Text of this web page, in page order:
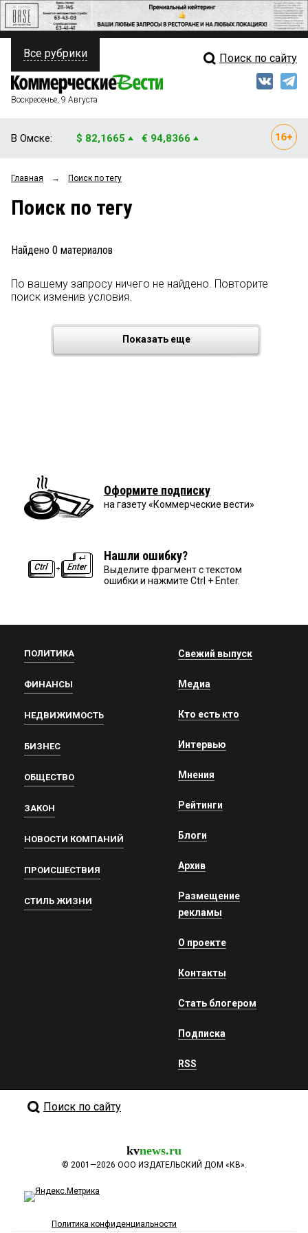
ПОЛИТИКА
ФИНАНСЫ
ОБЩЕСТВО
ЗАКОН
НОВОСТИ КОМПАНИЙ
Свежий выпуск
Все рубрики Поиск по сайту
Воскресенье, 9 Августа
В Омске: $ 82,1665 € 94,8366
Главная → Поиск по тегу
Поиск по тегу
Найдено 0 материалов
По вашему запросу ничего не найдено. Повторите
поиск изменив условия.
Показать еще
Оформите подписку
на газету «Коммерческие вести»
Нашли ошибку?
Выделите фрагмент с текстом
ошибки и нажмите Ctrl + Enter.
ПОЛИТИКА
ФИНАНСЫ
НЕДВИЖИМОСТЬ
БИЗНЕС
ОБЩЕСТВО
ЗАКОН
НОВОСТИ КОМПАНИЙ
ПРОИСШЕСТВИЯ
СТИЛЬ ЖИЗНИ
Свежий выпуск
Медиа
Кто есть кто
Интервью
Мнения
Рейтинги
Блоги
Архив
Размещение
рекламы
О проекте
Контакты
Стать блогером
Подписка
RSS
Поиск по сайту
kvnews.ru
© 2001—2026 ООО ИЗДАТЕЛЬСКИЙ ДОМ «КВ».
Политика конфиденциальности